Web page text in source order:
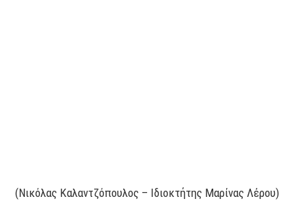
(Νικόλας Καλαντζόπουλος – Ιδιοκτήτης Μαρίνας Λέρου)